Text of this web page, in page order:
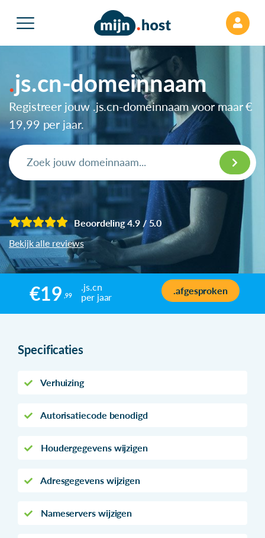
js.cn-domeinnaam
Registreer jouw .js.cn-domeinnaam voor maar€
19,99 per jaar.
Beoordeling 4.9 / 5.0
Bekijk alle reviews
€19 ,99
.js.cn
per jaar
.afgesproken
Specificaties
Verhuizing
Autorisatiecode benodigd
Houdergegevens wijzigen
Adresgegevens wijzigen
Nameservers wijzigen